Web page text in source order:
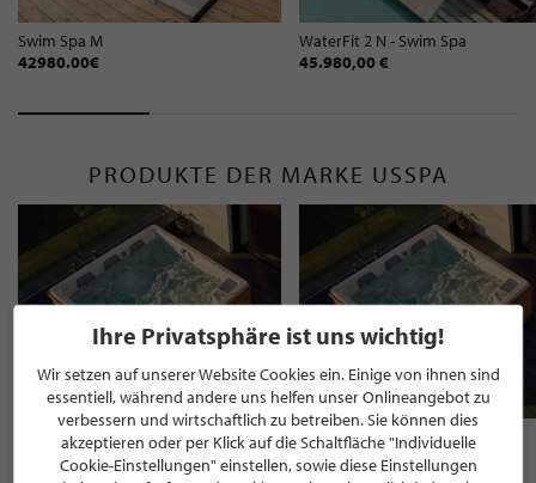
Swim Spa M
42980.00€
WaterFit 2 N - Swim Spa
45.980,00 €
PRODUKTE DER MARKE USSPA
Persea iN - Outdoor Whirlpool
24980.00€
Persea iN - Outdoor Whirlpool
24980.00€
Ihre Privatsphäre ist uns wichtig!
Wir setzen auf unserer Website Cookies ein. Einige von ihnen sind
essentiell, während andere uns helfen unser Onlineangebot zu
verbessern und wirtschaftlich zu betreiben. Sie können dies
akzeptieren oder per Klick auf die Schaltfläche "Individuelle
Cookie-Einstellungen" einstellen, sowie diese Einstellungen